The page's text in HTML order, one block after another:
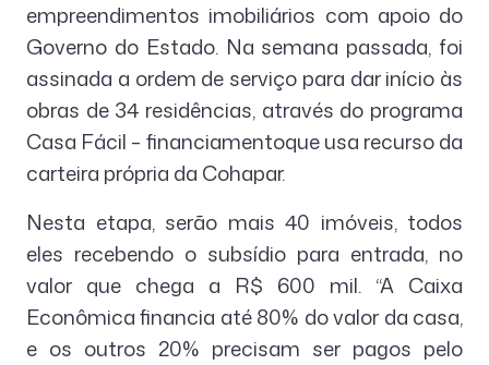
empreendimentos imobiliários com apoio do
Governo do Estado. Na semana passada, foi
assinada a ordem de serviço para dar início às
obras de 34 residências, através do programa
Casa Fácil – financiamentoque usa recurso da
carteira própria da Cohapar.
Nesta etapa, serão mais 40 imóveis, todos
eles recebendo o subsídio para entrada, no
valor que chega a R$ 600 mil. “A Caixa
Econômica financia até 80% do valor da casa,
e os outros 20% precisam ser pagos pelo